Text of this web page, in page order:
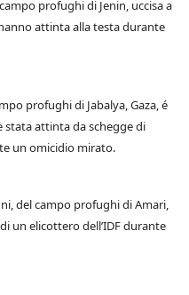
profughi di Jenin, uccisa a
attinta alla testa durante
profughi di Jabalya, Gaza, é
attinta da schegge di
un omicidio mirato.
del campo profughi di Amari,
un elicottero dell’IDF durante